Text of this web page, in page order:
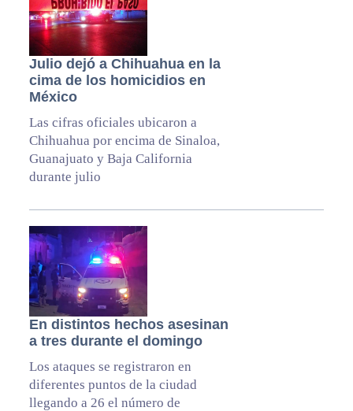
Julio dejó a Chihuahua en la
cima de los homicidios en
México
Las cifras oficiales ubicaron a
Chihuahua por encima de Sinaloa,
Guanajuato y Baja California
durante julio
En distintos hechos asesinan
a tres durante el domingo
Los ataques se registraron en
diferentes puntos de la ciudad
llegando a 26 el número de